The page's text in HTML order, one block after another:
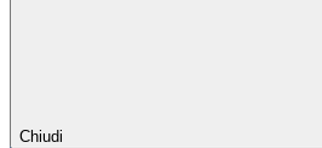
Chiudi